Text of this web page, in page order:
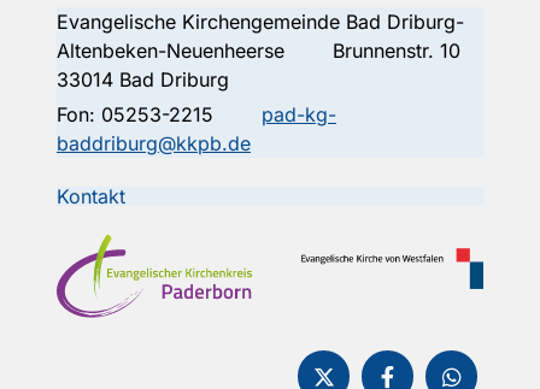
Evangelische Kirchengemeinde Bad Driburg-
Altenbeken-Neuenheerse Brunnenstr. 10
33014 Bad Driburg
Fon: 05253-2215
pad-kg-
baddriburg@kkpb.de
Kontakt